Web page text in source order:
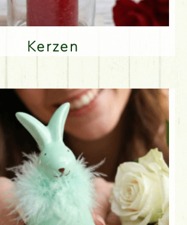
Kerzen